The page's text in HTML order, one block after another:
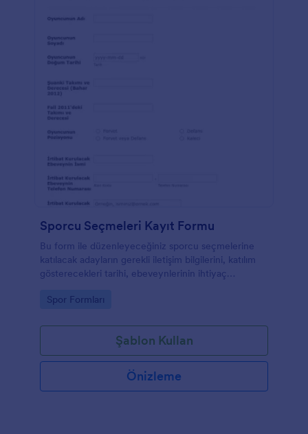
Sporcu Seçmeleri Kayıt Formu
Bu form ile düzenleyeceğiniz sporcu seçmelerine
katılacak adayların gerekli iletişim bilgilerini, katılım
gösterecekleri tarihi, ebeveynlerinin ihtiyaç
geçmişte bulundukları takımları ve düzeylerinide
Go to Category:
Spor Formları
Şablon Kullan
Önizleme